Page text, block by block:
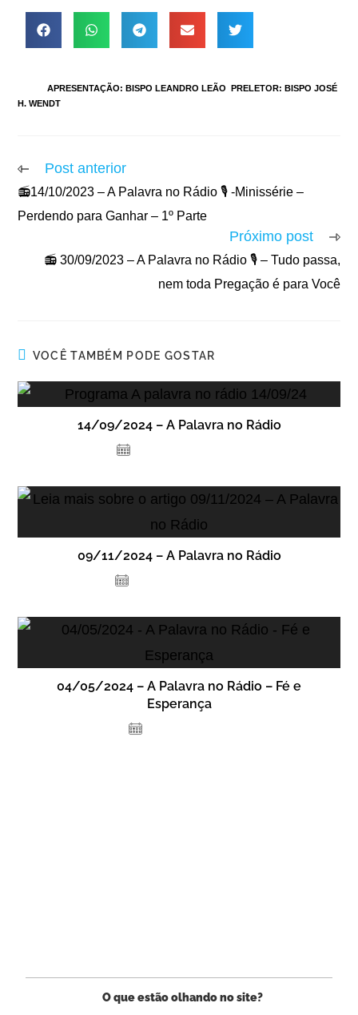
:APRESENTAÇÃO: BISPO LEANDRO LEÃO
PRELETOR: BISPO JOSÉ
H. WENDT
Post anterior
📻14/10/2023 – A Palavra no Rádio 🎙️ -Minissérie –
Perdendo para Ganhar – 1º Parte
Próximo post
📻 30/09/2023 – A Palavra no Rádio 🎙️ – Tudo passa,
nem toda Pregação é para Você
VOCÊ TAMBÉM PODE GOSTAR
14/09/2024 – A Palavra no Rádio
09/11/2024 – A Palavra no Rádio
04/05/2024 – A Palavra no Rádio – Fé e
Esperança
O que estão olhando no site?